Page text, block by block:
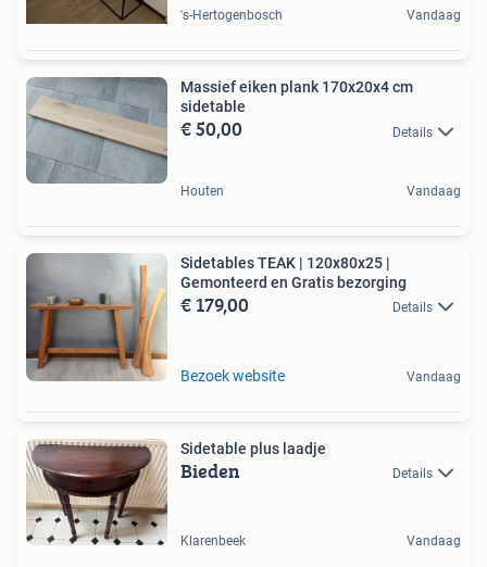
's-Hertogenbosch Vandaag
Massief eiken plank 170x20x4 cm
sidetable
€ 50,00 Details
Houten Vandaag
Sidetables TEAK | 120x80x25 |
Gemonteerd en Gratis bezorging
€ 179,00 Details
Bezoek website Vandaag
Sidetable plus laadje
Bieden Details
Klarenbeek Vandaag